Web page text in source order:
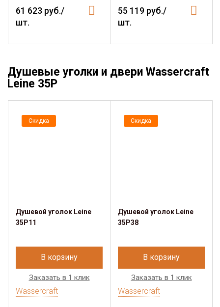
61 623 руб./
шт.
55 119 руб./
шт.
Душевые уголки и двери Wassercraft
Leine 35P
Скидка
Душевой уголок Leine
35P11
В корзину
Заказать в 1 клик
Wassercraft
Скидка
Душевой уголок Leine
35P38
В корзину
Заказать в 1 клик
Wassercraft